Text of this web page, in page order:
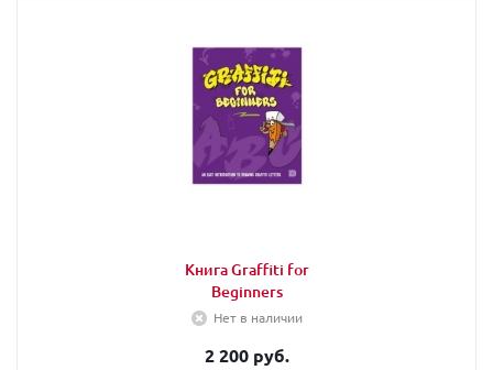
Книга Graffiti for
Beginners
Нет в наличии
2 200 руб.